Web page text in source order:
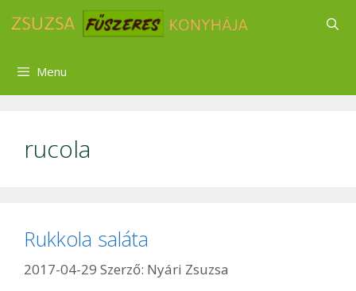
Menu
rucola
Rukkola saláta
2017-04-29 Szerző: Nyári Zsuzsa